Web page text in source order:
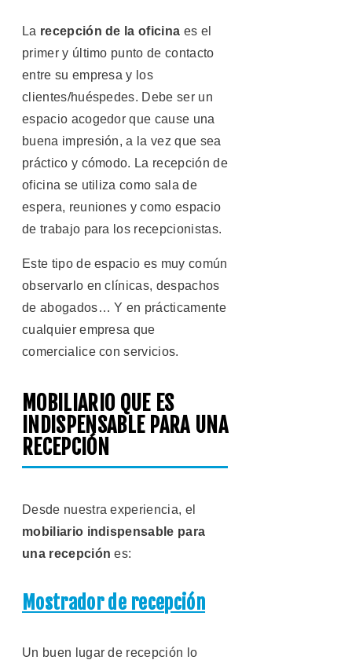
La recepción de la oficina es el
primer y último punto de contacto
entre su empresa y los
clientes/huéspedes. Debe ser un
espacio acogedor que cause una
buena impresión, a la vez que sea
práctico y cómodo. La recepción de
oficina se utiliza como sala de
espera, reuniones y como espacio
de trabajo para los recepcionistas.
Este tipo de espacio es muy común
observarlo en clínicas, despachos
de abogados… Y en prácticamente
cualquier empresa que
comercialice con servicios.
MOBILIARIO QUE ES
INDISPENSABLE PARA UNA
RECEPCIÓN
Desde nuestra experiencia, el
mobiliario indispensable para
una recepción es:
Mostrador de recepción
Un buen lugar de recepción lo